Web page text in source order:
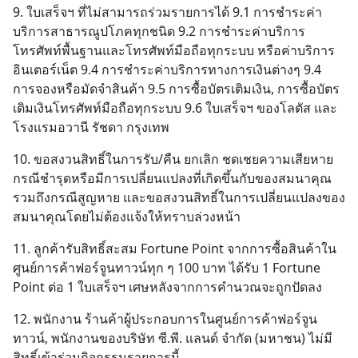
9. ใบเสร็จฯ ที่ไม่สามารถร่วมรายการได้ 9.1 การชำระค่า
บริการสาธารณูปโภคทุกชนิด 9.2 การชำระค่าบริการ
โทรศัพท์พื้นฐานและโทรศัพท์มือถือทุกระบบ หรือค่าบริการ
อินเตอร์เน็ต 9.4 การชำระค่าบริการทางการเงินต่างๆ 9.4
การจองหรือมัดจำสินค้า 9.5 การซื้อบัตรเติมเงิน, การซื้อบัตร
เติมเงินโทรศัพท์มือถือทุกระบบ 9.6 ใบเสร็จฯ ของโลตัส และ
โรงแรมอวานี รัชดา กรุงเทพ
10. ขอสงวนสิทธิ์ในการรับ/คืน ยกเลิก ชดเชยความเสียหาย
กรณีชำรุดหรือมีการเปลี่ยนแปลงที่เกิดขึ้นกับของสมนาคุณ
รวมถึงกรณีสูญหาย และขอสงวนสิทธิ์ในการเปลี่ยนแปลงของ
สมนาคุณโดยไม่ต้องแจ้งให้ทราบล่วงหน้า
11. ลูกค้ารับสิทธิ์สะสม Fortune Point จากการซื้อสินค้าใน
ศูนย์การค้าฟอร์จูนทาวน์ทุก ๆ 100 บาท ได้รับ 1 Fortune
Point ต่อ 1 ใบเสร็จฯ เศษหลังจากการคำนวณจะถูกปัดลง
12. พนักงาน ร้านค้าผู้ประกอบการในศูนย์การค้าฟอร์จูน
ทาวน์, พนักงานของบริษัท ซี.พี. แลนด์ จำกัด (มหาชน) ไม่มี